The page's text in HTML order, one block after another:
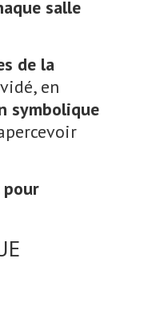
salle
de la
en
symbolique
pour